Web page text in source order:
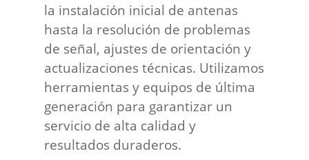
la instalación inicial de antenas
hasta la resolución de problemas
de señal, ajustes de orientación y
actualizaciones técnicas. Utilizamos
herramientas y equipos de última
generación para garantizar un
servicio de alta calidad y
resultados duraderos.